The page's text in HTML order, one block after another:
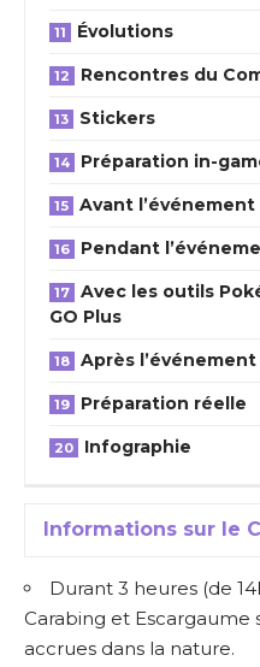
Évolutions
Rencontres du
Stickers
Préparation in-
Avant l’événement
Pendant
Avec les outils
GO Plus
Après l’événement
Préparation réelle
Infographie
Informations sur le
Durant 3 heures (de
Carabing et
accrues dans la nature.